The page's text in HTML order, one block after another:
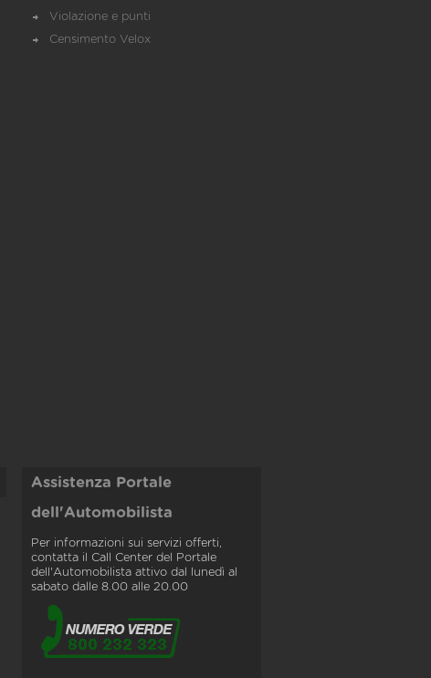
Violazione e punti
Censimento Velox
Assistenza Portale
dell'Automobilista
Per informazioni sui servizi offerti,
contatta il Call Center del Portale
dell'Automobilista attivo dal lunedì al
sabato dalle 8.00 alle 20.00